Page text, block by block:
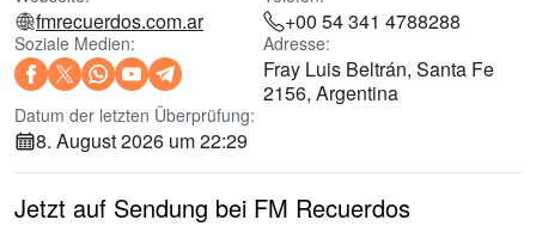
fmrecuerdos.com.ar +00 54 341 4788288
Soziale Medien: Adresse:
Fray Luis Beltrán, Santa Fe
2156, Argentina
Datum der letzten Überprüfung:
8. August 2026 um 22:29
Jetzt auf Sendung bei FM Recuerdos